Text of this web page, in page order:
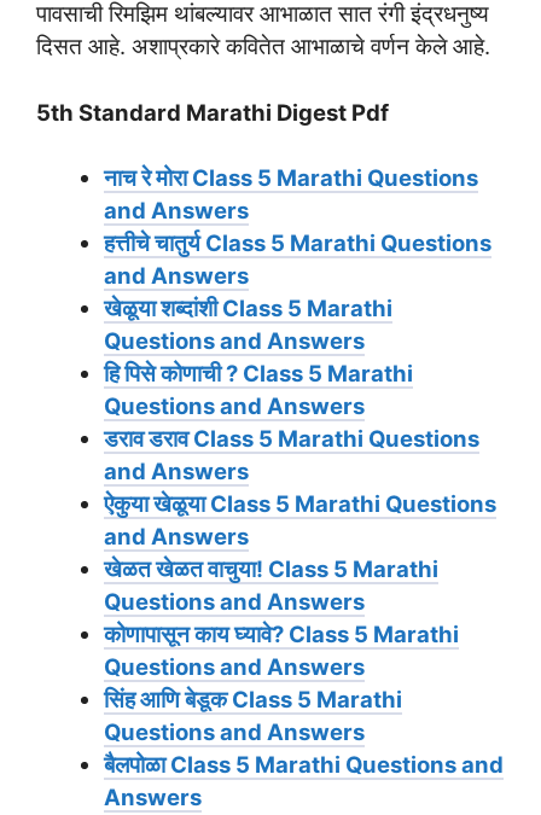
पावसाची रिमझिम थांबल्यावर आभाळात सात रंगी इंद्रधनुष्य
दिसत आहे. अशाप्रकारे कवितेत आभाळाचे वर्णन केले आहे.
5th Standard Marathi Digest Pdf
नाच रे मोरा Class 5 Marathi Questions
and Answers
हत्तीचे चातुर्य Class 5 Marathi Questions
and Answers
खेळूया शब्दांशी Class 5 Marathi
Questions and Answers
हि पिसे कोणाची ? Class 5 Marathi
Questions and Answers
डराव डराव Class 5 Marathi Questions
and Answers
ऐकुया खेळूया Class 5 Marathi Questions
and Answers
खेळत खेळत वाचुया! Class 5 Marathi
Questions and Answers
कोणापासून काय घ्यावे? Class 5 Marathi
Questions and Answers
सिंह आणि बेडूक Class 5 Marathi
Questions and Answers
बैलपोळा Class 5 Marathi Questions and
Answers